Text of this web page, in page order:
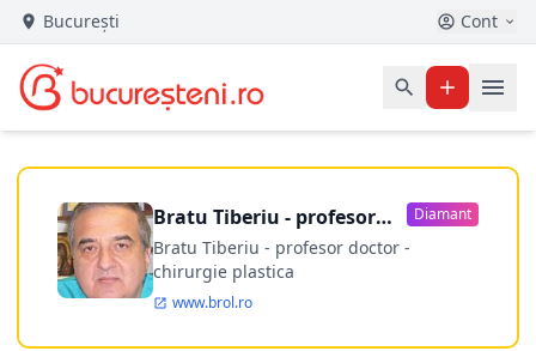
București Cont
Bratu Tiberiu - profesor
doctor
Diamant
Bratu Tiberiu - profesor doctor -
chirurgie plastica
www.brol.ro